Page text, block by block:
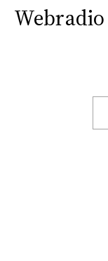
Webradio